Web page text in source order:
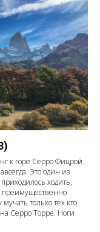
к горе Серро Фицрой.
Это один из
ходить,
преимущественно
только тех кто
Серро Торре. Ноги